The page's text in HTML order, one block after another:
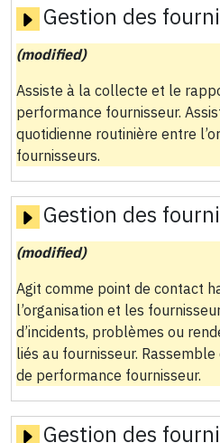
Gestion des
(modified)
Assiste à la collecte et le
performance fournisseur.
quotidienne routinière entre
fournisseurs.
Gestion des
(modified)
Agit comme point de contact
l’organisation et les
d’incidents, problèmes ou
liés au fournisseur.
de performance fournisseur.
Gestion des